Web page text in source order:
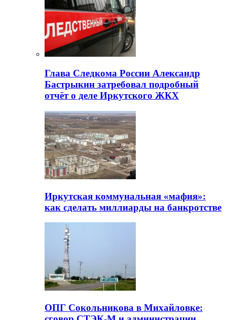
Глава Следкома России Александр
Бастрыкин затребовал подробный
отчёт о деле Иркутского ЖКХ
Иркутская коммунальная «мафия»:
как сделать миллиарды на банкротстве
ОПГ Сокольникова в Михайловке: